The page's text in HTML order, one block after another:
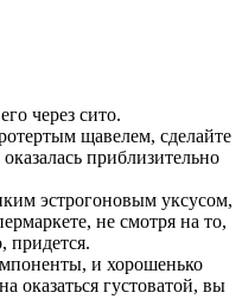
через сито.
щавелем, сделайте
приблизительно
эстрогоновым уксусом,
не смотря на то,
придется.
и хорошенько
оказаться густоватой, вы